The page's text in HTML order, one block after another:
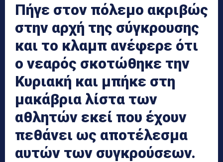
Πήγε στον πόλεμο ακριβώς
στην αρχή της σύγκρουσης
και το κλαμπ ανέφερε ότι
ο νεαρός σκοτώθηκε την
Κυριακή και μπήκε στη
μακάβρια λίστα των
αθλητών εκεί που έχουν
πεθάνει ως αποτέλεσμα
αυτών των συγκρούσεων.